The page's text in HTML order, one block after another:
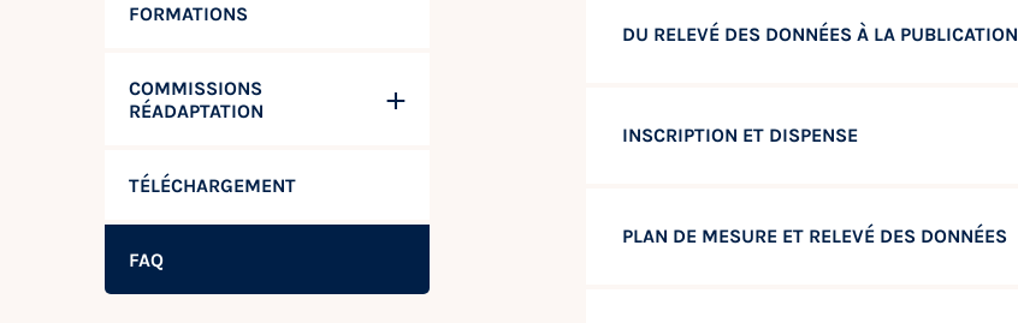
FORMATIONS
COMMISSIONS
RÉADAPTATION
TÉLÉCHARGEMENT
FAQ
DU RELEVÉ DES DONNÉES À LA PUBLICATION
INSCRIPTION ET DISPENSE
PLAN DE MESURE ET RELEVÉ DES DONNÉES